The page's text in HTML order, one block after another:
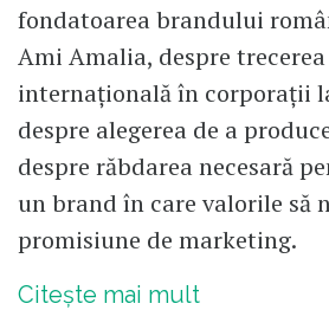
fondatoarea brandului
Ami Amalia, despre
internațională în corporații
despre alegerea de a
despre răbdarea necesară
un brand în care valorile să
promisiune de marketing.
Citește mai mult